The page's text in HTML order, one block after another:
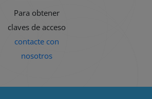
Para obtener
claves de acceso
contacte con
nosotros